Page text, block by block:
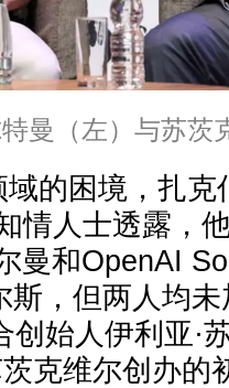
曼（左）与苏茨
的困境，扎克
情人士透露，
曼和OpenAI
斯，但两人均
创始人伊利亚·
克维尔创办的